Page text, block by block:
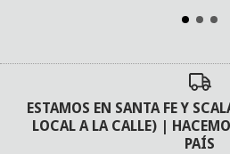
ESTAMOS EN SANTA FE Y
LOCAL A LA CALLE) |
PAÍS